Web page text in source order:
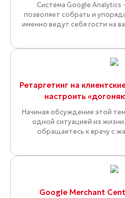
Система Google
позволяет собрать и
именно ведут себя гости на
Ретаргетинг на
настроить
Начиная обсуждение этой
одной ситуацией из
обращаетесь к врачу с
Google Merchant